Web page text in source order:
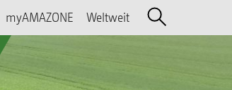
myAMAZONE Weltweit